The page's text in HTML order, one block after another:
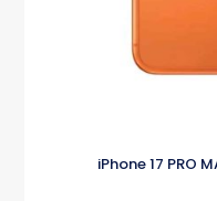
iPhone 17 PRO